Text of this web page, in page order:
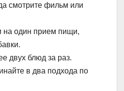
смотрите фильм или
на один прием пищи,
двух блюд за раз.
в два подхода по